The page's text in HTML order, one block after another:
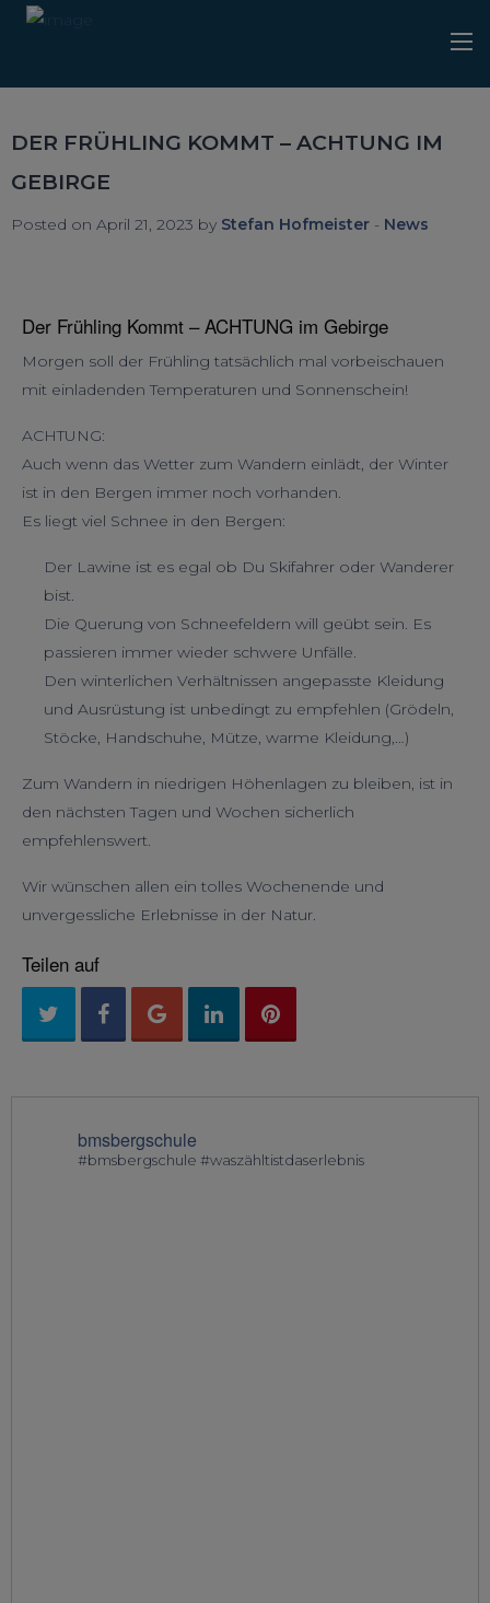
DER FRÜHLING KOMMT – ACHTUNG IM
GEBIRGE
Posted on April 21, 2023 by Stefan Hofmeister - News
Der Frühling Kommt – ACHTUNG im Gebirge
Morgen soll der Frühling tatsächlich mal vorbeischauen
mit einladenden Temperaturen und Sonnenschein!
ACHTUNG:
Auch wenn das Wetter zum Wandern einlädt, der Winter
ist in den Bergen immer noch vorhanden.
Es liegt viel Schnee in den Bergen:
Der Lawine ist es egal ob Du Skifahrer oder Wanderer
bist.
Die Querung von Schneefeldern will geübt sein. Es
passieren immer wieder schwere Unfälle.
Den winterlichen Verhältnissen angepasste Kleidung
und Ausrüstung ist unbedingt zu empfehlen (Grödeln,
Stöcke, Handschuhe, Mütze, warme Kleidung,…)
Zum Wandern in niedrigen Höhenlagen zu bleiben, ist in
den nächsten Tagen und Wochen sicherlich
empfehlenswert.
Wir wünschen allen ein tolles Wochenende und
unvergessliche Erlebnisse in der Natur.
Teilen auf
bmsbergschule
#bmsbergschule #waszähltistdaserlebnis